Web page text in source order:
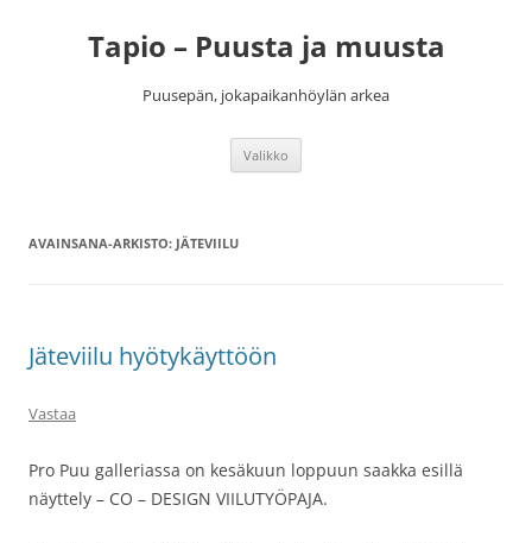
Tapio – Puusta ja muusta
Puusepän, jokapaikanhöylän arkea
Valikko
AVAINSANA-ARKISTO: JÄTEVIILU
Jäteviilu hyötykäyttöön
Vastaa
Pro Puu galleriassa on kesäkuun loppuun saakka esillä
näyttely – CO – DESIGN VIILUTYÖPAJA.